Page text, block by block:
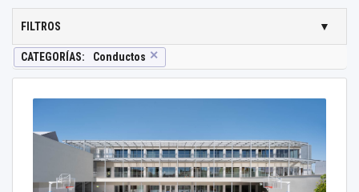
FILTROS ▼
CATEGORÍAS: Conductos ✕